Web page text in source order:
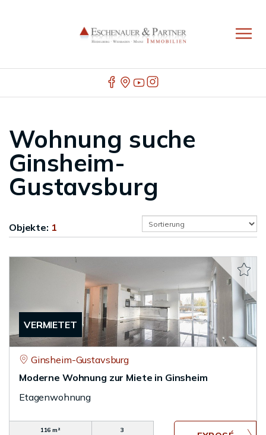
Wohnung suche
Ginsheim-
Gustavsburg
Objekte: 1
VERMIETET
Ginsheim-Gustavsburg
Moderne Wohnung zur Miete in Ginsheim
Etagenwohnung
116 m²
3